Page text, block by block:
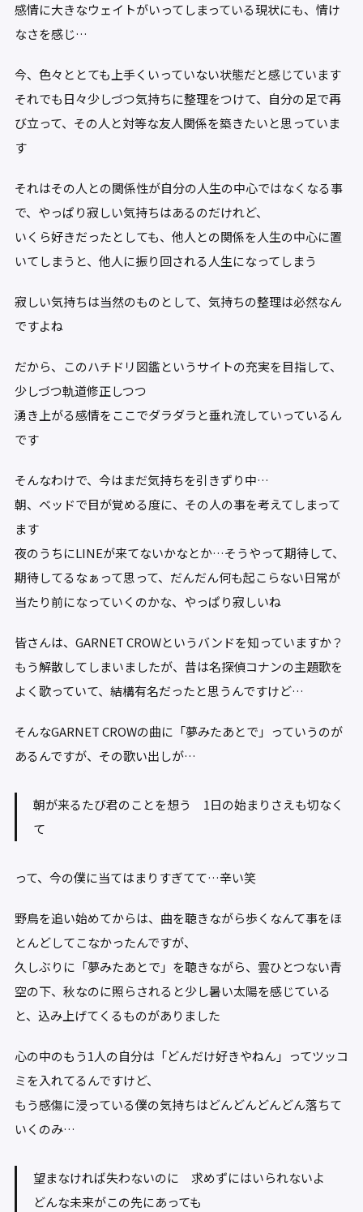
感情に大きなウェイトがいってしまっている現状にも、情け
なさを感じ…
今、色々ととても上手くいっていない状態だと感じています
それでも日々少しづつ気持ちに整理をつけて、自分の足で再
び立って、その人と対等な友人関係を築きたいと思っていま
す
それはその人との関係性が自分の人生の中心ではなくなる事
で、やっぱり寂しい気持ちはあるのだけれど、
いくら好きだったとしても、他人との関係を人生の中心に置
いてしまうと、他人に振り回される人生になってしまう
寂しい気持ちは当然のものとして、気持ちの整理は必然なん
ですよね
だから、このハチドリ図鑑というサイトの充実を目指して、
少しづつ軌道修正しつつ
湧き上がる感情をここでダラダラと垂れ流していっているん
です
そんなわけで、今はまだ気持ちを引きずり中…
朝、ベッドで目が覚める度に、その人の事を考えてしまって
ます
夜のうちにLINEが来てないかなとか…そうやって期待して、
期待してるなぁって思って、だんだん何も起こらない日常が
当たり前になっていくのかな、やっぱり寂しいね
皆さんは、GARNET CROWというバンドを知っていますか？
もう解散してしまいましたが、昔は名探偵コナンの主題歌を
よく歌っていて、結構有名だったと思うんですけど…
そんなGARNET CROWの曲に「夢みたあとで」っていうのが
あるんですが、その歌い出しが…
朝が来るたび君のことを想う 1日の始まりさえも切なく
て
って、今の僕に当てはまりすぎてて…辛い笑
野鳥を追い始めてからは、曲を聴きながら歩くなんて事をほ
とんどしてこなかったんですが、
久しぶりに「夢みたあとで」を聴きながら、雲ひとつない青
空の下、秋なのに照らされると少し暑い太陽を感じている
と、込み上げてくるものがありました
心の中のもう1人の自分は「どんだけ好きやねん」ってツッコ
ミを入れてるんですけど、
もう感傷に浸っている僕の気持ちはどんどんどんどん落ちて
いくのみ…
望まなければ失わないのに 求めずにはいられないよ
どんな未来がこの先にあっても